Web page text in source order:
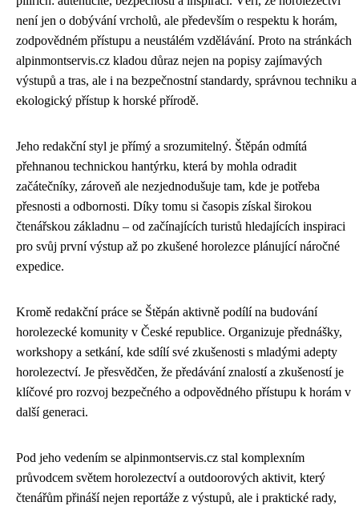
není jen o dobývání vrcholů, ale především o respektu k horám,
zodpovědném přístupu a neustálém vzdělávání. Proto na stránkách
alpinmontservis.cz kladou důraz nejen na popisy zajímavých
výstupů a tras, ale i na bezpečnostní standardy, správnou techniku a
ekologický přístup k horské přírodě.
Jeho redakční styl je přímý a srozumitelný. Štěpán odmítá
přehnanou technickou hantýrku, která by mohla odradit
začátečníky, zároveň ale nezjednodušuje tam, kde je potřeba
přesnosti a odbornosti. Díky tomu si časopis získal širokou
čtenářskou základnu – od začínajících turistů hledajících inspiraci
pro svůj první výstup až po zkušené horolezce plánující náročné
expedice.
Kromě redakční práce se Štěpán aktivně podílí na budování
horolezecké komunity v České republice. Organizuje přednášky,
workshopy a setkání, kde sdílí své zkušenosti s mladými adepty
horolezectví. Je přesvědčen, že předávání znalostí a zkušeností je
klíčové pro rozvoj bezpečného a odpovědného přístupu k horám v
další generaci.
Pod jeho vedením se alpinmontservis.cz stal komplexním
průvodcem světem horolezectví a outdoorových aktivit, který
čtenářům přináší nejen reportáže z výstupů, ale i praktické rady,